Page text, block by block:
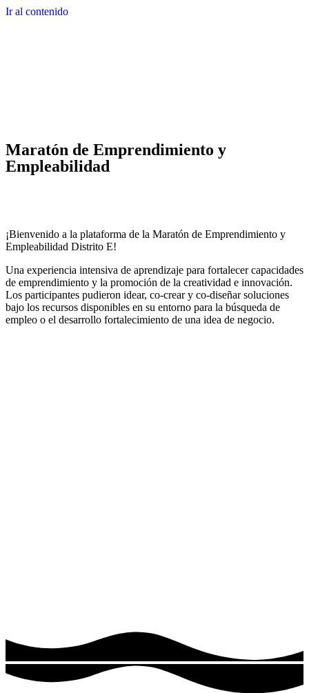
Ir al contenido
Maratón de Emprendimiento y
Empleabilidad
¡Bienvenido a la plataforma de la Maratón de Emprendimiento y
Empleabilidad Distrito E!
Una experiencia intensiva de aprendizaje para fortalecer capacidades
de emprendimiento y la promoción de la creatividad e innovación.
Los participantes pudieron idear, co-crear y co-diseñar soluciones
bajo los recursos disponibles en su entorno para la búsqueda de
empleo o el desarrollo fortalecimiento de una idea de negocio.